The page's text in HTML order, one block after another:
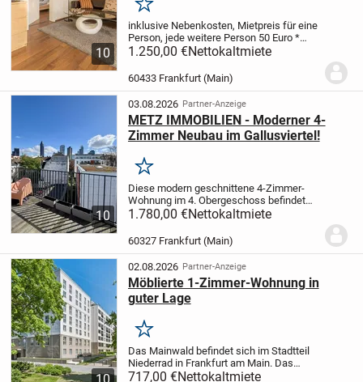
10
Merken
inklusive Nebenkosten, Mietpreis für eine
Person, jede weitere Person 50 Euro*
Hübsche Möblierung und gute
Ausstattung
Innenstadt* Geschäfte und Restaurants
in der...
1.250,00 €Nettokaltmiete
60433 Frankfurt (Main)
10
03.08.2026 Partner-Anzeige
METZ IMMOBILIEN - Moderner 4-
Zimmer Neubau im Gallusviertel!
Merken
Diese modern geschnittene 4-Zimmer-
Wohnung im 4. Obergeschoss befindet
sich in einem 2023 fertiggestellten
einer Wohnfläche von ca. 101 m². Die
Wohnung verfügt über...
1.780,00 €Nettokaltmiete
60327 Frankfurt (Main)
10
02.08.2026 Partner-Anzeige
Möblierte 1-Zimmer-Wohnung in
guter Lage
Merken
Das Mainwald befindet sich im Stadtteil
Niederrad in Frankfurt am Main. Das
Objekt bietet voll möblierte Studios und
717,00 €Nettokaltmiete